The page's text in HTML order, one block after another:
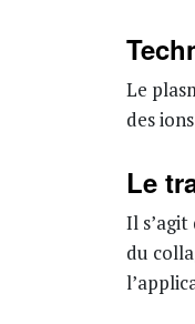
Le
des
Le
Il
du